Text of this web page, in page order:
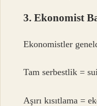
3. Ekonomist
Ekonomistler
Tam serbestlik =
Aşırı kısıtlama =